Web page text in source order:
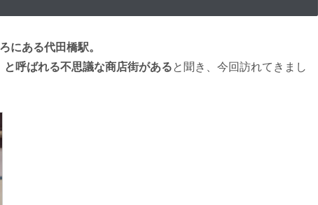
にある代田橋駅。
と呼ばれる不思議な商店街があると聞き、今回訪れてきまし